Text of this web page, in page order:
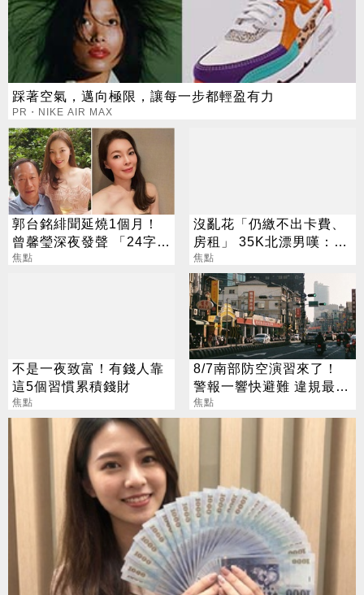
踩著空氣，邁向極限，讓每一步都輕盈有力
PR・NIKE AIR MAX
郭台銘緋聞延燒1個月！
曾馨瑩深夜發聲 「24字」
吐盡最心繫的事
焦點
沒亂花「仍繳不出卡費、
房租」 35K北漂男嘆：該
搬回南部？
焦點
不是一夜致富！有錢人靠
這5個習慣累積錢財
焦點
8/7南部防空演習來了！
警報一響快避難 違規最高
開罰15萬
焦點